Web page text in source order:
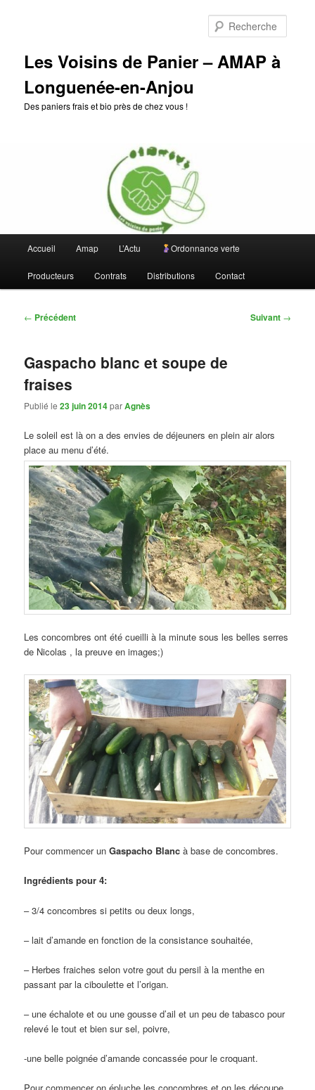
Les Voisins de Panier – AMAP à
Longuenée-en-Anjou
Des paniers frais et bio près de chez vous !
principal
Accueil Amap L’Actu Ordonnance verte
Producteurs Contrats Distributions Contact
Navigation
← Précédent Suivant →
Gaspacho blanc et soupe de
fraises
Publié le23 juin 2014parAgnès
Le soleil est là on a des envies de déjeuners en plein air alors
place au menu d’été.
Les concombres ont été cueilli à la minute sous les belles serres
de Nicolas , la preuve en images;)
Pour commencer unGaspacho Blanc à base de concombres.
Ingrédients pour 4:
– 3/4 concombres si petits ou deux longs,
– lait d’amande en fonction de la consistance souhaitée,
– Herbes fraiches selon votre gout du persil à la menthe en
passant par la ciboulette et l’origan.
– une échalote et ou une gousse d’ail et un peu de tabasco pour
relevé le tout et bien sur sel, poivre,
-une belle poignée d’amande concassée pour le croquant.